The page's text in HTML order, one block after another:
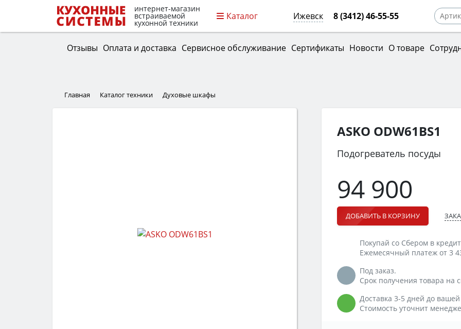
интернет-магазин
встраиваемой
кухонной техники
Каталог Ижевск 8 (3412) 46-55-55
Отзывы Оплата и доставка Сервисное обслуживание Сертификаты Новости О товаре
Главная Каталог техники Духовые шкафы
ASKO ODW61BS1
Подогреватель посуды
94 900
ДОБАВИТЬ В КОРЗИНУ
Покупай со Сбером в
Ежемесячный платеж от 3
Под заказ.
Срок получения товара на
Доставка 3-5 дней до
Стоимость уточнит